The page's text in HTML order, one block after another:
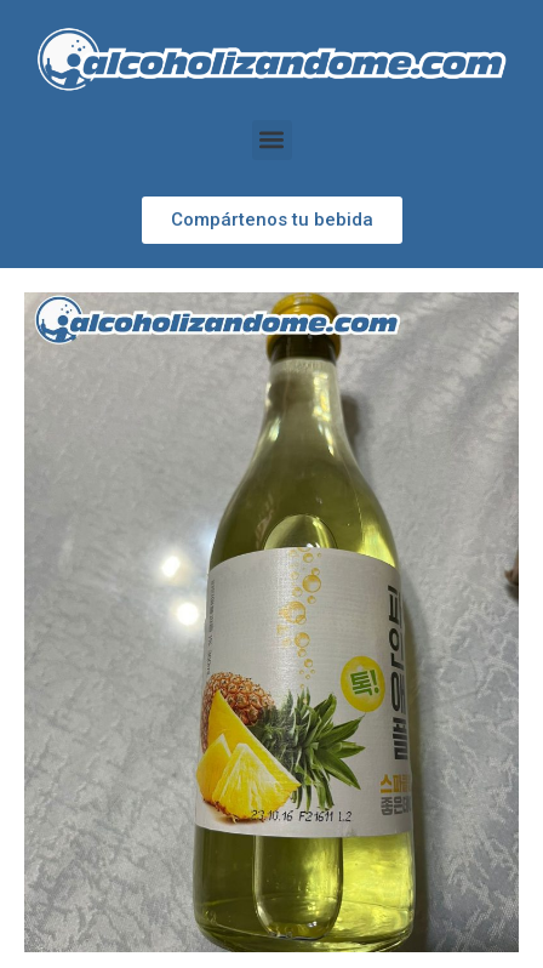
Compártenos tu bebida